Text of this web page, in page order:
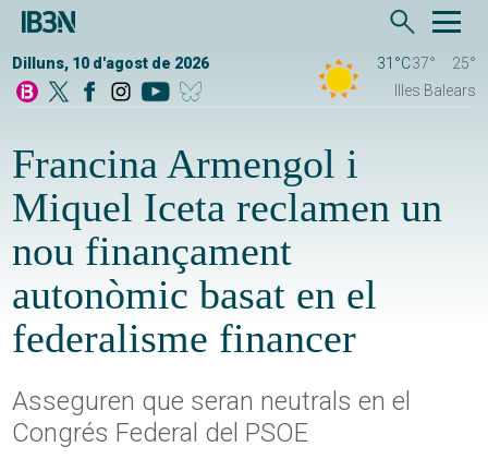
Dilluns, 10 d'agost de 2026 31°C37°
25°
Illes Balears
Francina Armengol i
Miquel Iceta reclamen un
nou finançament
autonòmic basat en el
federalisme financer
Asseguren que seran neutrals en el
Congrés Federal del PSOE